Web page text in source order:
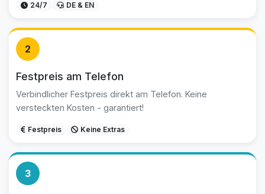
24/7 DE & EN
2
Festpreis am Telefon
Verbindlicher Festpreis direkt am Telefon. Keine
versteckten Kosten - garantiert!
Festpreis Keine Extras
3